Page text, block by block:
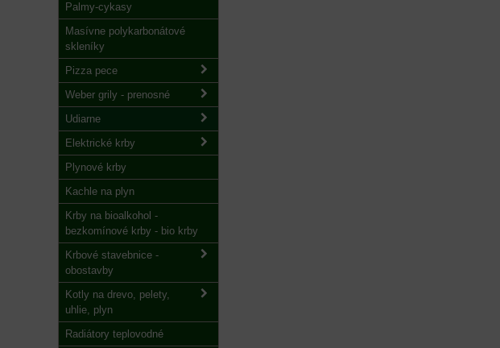
Palmy-cykasy
Masívne polykarbonátové
skleníky
Pizza pece
Weber grily - prenosné
Udiarne
Elektrické krby
Plynové krby
Kachle na plyn
Krby na bioalkohol -
bezkomínové krby - bio krby
Krbové stavebnice -
obostavby
Kotly na drevo, pelety,
uhlie, plyn
Radiátory teplovodné